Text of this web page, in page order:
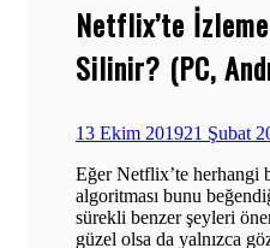
Netflix’te
Silinir? (PC,
13 Ekim 201921 Şubat
Eğer Netflix’te herhangi
algoritması bunu
sürekli benzer şeyleri
güzel olsa da yalnızca